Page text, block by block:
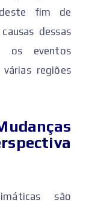
fim de
dessas
os eventos
regiões
são